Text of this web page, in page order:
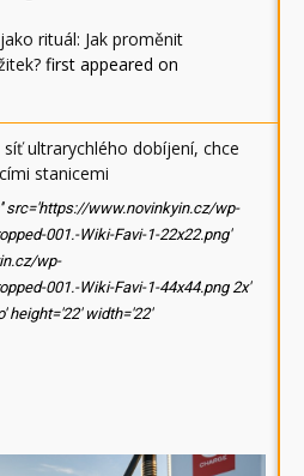
rituál: Jak proměnit
first appeared on
ultrarychlého dobíjení, chce
stanicemi
src='https://www.novinkyin.cz/wp-
001.-Wiki-Favi-1-22x22.png'
wp-
001.-Wiki-Favi-1-44x44.png 2x'
height='22' width='22'